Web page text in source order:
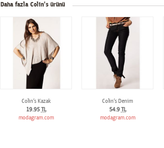
Daha fazla Colin's ürünü
Colin‘s Kazak
19.95 TL
modagram.com
Colin‘s Denim
54.9 TL
modagram.com